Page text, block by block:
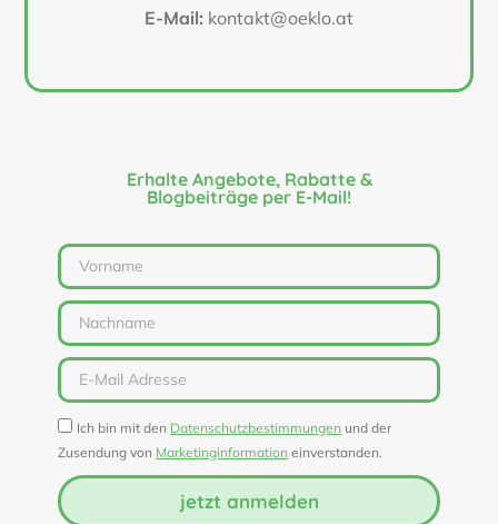
E-Mail: kontakt@oeklo.at
Erhalte Angebote, Rabatte &
Blogbeiträge per E-Mail!
Ich bin mit den Datenschutzbestimmungen und der
Zusendung von Marketinginformation einverstanden.
jetzt anmelden